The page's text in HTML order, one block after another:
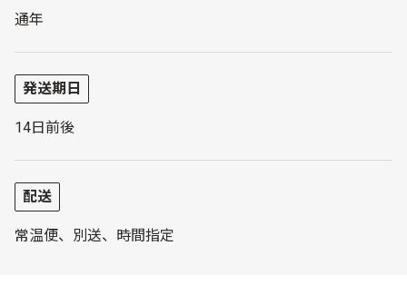
通年
発送期日
14日前後
配送
常温便、別送、時間指定